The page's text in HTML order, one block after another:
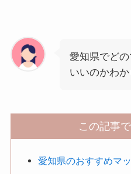
愛知県でど
いいのかわ
この記事
愛知県のおすすめマ